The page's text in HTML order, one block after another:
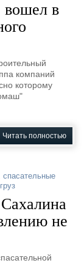
вошел в
компаний
которому
Читать полностью
спасательные
не